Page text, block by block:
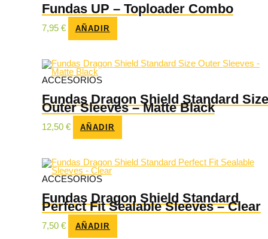
Fundas UP – Toploader Combo
7,95 € AÑADIR
ACCESORIOS
Fundas Dragon Shield Standard Size
Outer Sleeves – Matte Black
12,50 € AÑADIR
ACCESORIOS
Fundas Dragon Shield Standard
Perfect Fit Sealable Sleeves – Clear
7,50 € AÑADIR